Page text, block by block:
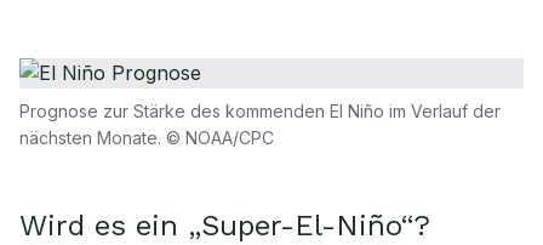
Prognose zur Stärke des kommenden El Niño im Verlauf der
nächsten Monate. © NOAA/CPC
Wird es ein „Super-El-Niño“?